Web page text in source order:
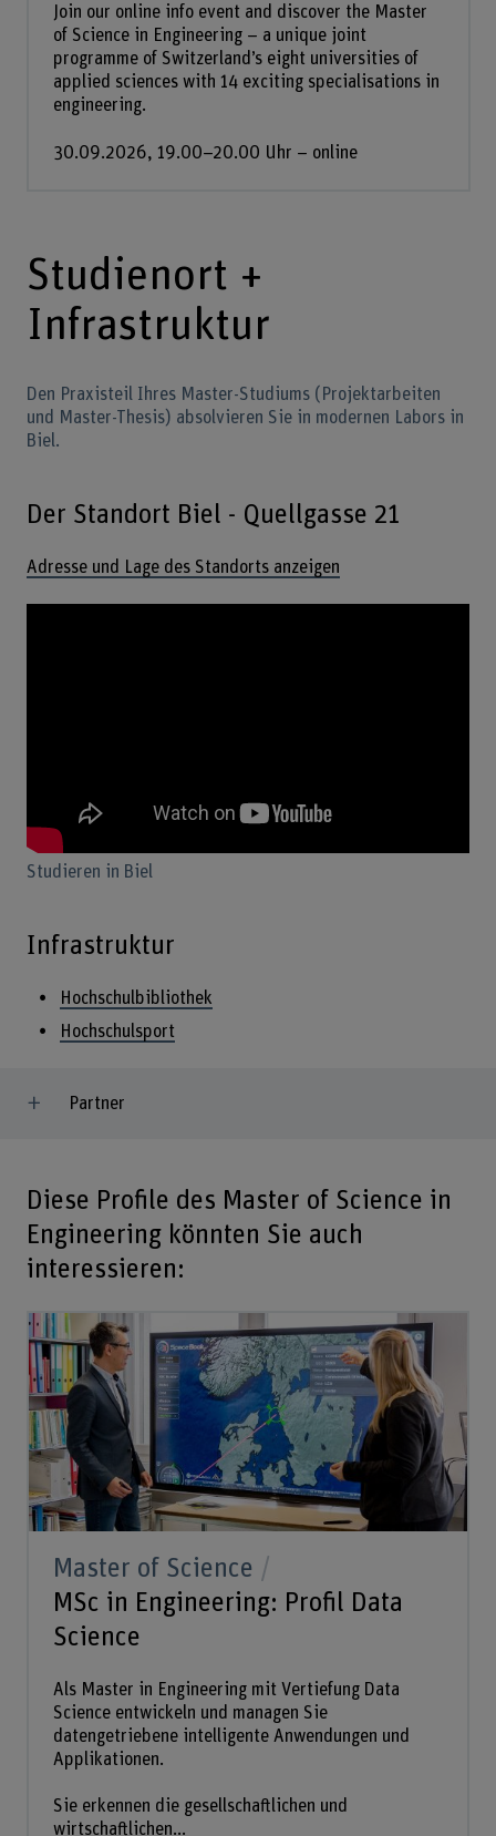
Join our online info event and discover the Master
of Science in Engineering – a unique joint
programme of Switzerland’s eight universities of
applied sciences with 14 exciting specialisations in
engineering.
30.09.2026, 19.00–20.00 Uhr – online
Studienort +
Infrastruktur
Den Praxisteil Ihres Master-Studiums (Projektarbeiten
und Master-Thesis) absolvieren Sie in modernen Labors in
Biel.
Der Standort Biel - Quellgasse 21
Adresse und Lage des Standorts anzeigen
Studieren in Biel
Infrastruktur
Hochschulbibliothek
Hochschulsport
Partner
Diese Profile des Master of Science in
Engineering könnten Sie auch
interessieren:
Master of Science
MSc in Engineering: Profil Data
Science
Als Master in Engineering mit Vertiefung Data
Science entwickeln und managen Sie
datengetriebene intelligente Anwendungen und
Applikationen.
Sie erkennen die gesellschaftlichen und
wirtschaftlichen...